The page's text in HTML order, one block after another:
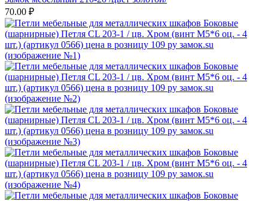
70.00 ₽